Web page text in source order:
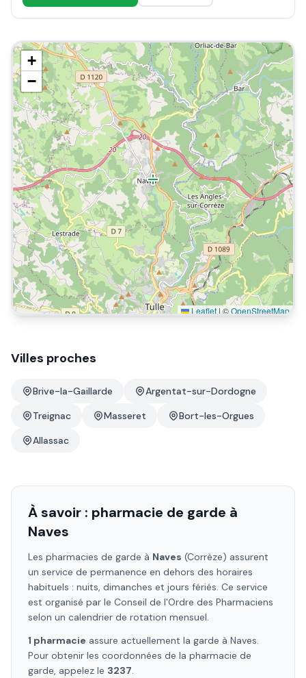
+
−
Leaflet | ©OpenStreetMap
Villes proches
Brive-la-Gaillarde
Argentat-sur-Dordogne
Treignac
Masseret
Bort-les-Orgues
Allassac
À savoir : pharmacie de garde à
Naves
Les pharmacies de garde à Naves (Corrèze) assurent
un service de permanence en dehors des horaires
habituels : nuits, dimanches et jours fériés. Ce service
est organisé par le Conseil de l'Ordre des Pharmaciens
selon un calendrier de rotation mensuel.
1 pharmacie assure actuellement la garde à Naves.
Pour obtenir les coordonnées de la pharmacie de
garde, appelez le 3237.